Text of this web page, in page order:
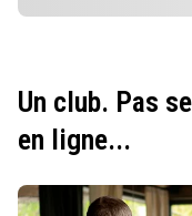
Un club. Pas
en ligne...